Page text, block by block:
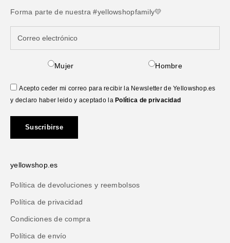
Forma parte de nuestra #yellowshopfamily💛
Mujer Hombre
Acepto ceder mi correo para recibir la Newsletter de Yellowshop.es
y declaro haber leido y aceptado la Política de privacidad
Suscribirse
yellowshop.es
Política de devoluciones y reembolsos
Política de privacidad
Condiciones de compra
Política de envío